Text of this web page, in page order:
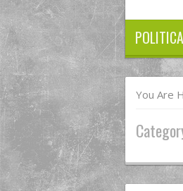
POLITICA
You Are